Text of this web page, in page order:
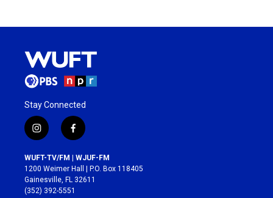
Stay Connected
i
n
s
t
a
g
f
a
c
e
b
o
WUFT-TV/FM | WJUF-FM
1200 Weimer Hall | P.O. Box 118405
Gainesville, FL 32611
(352) 392-5551